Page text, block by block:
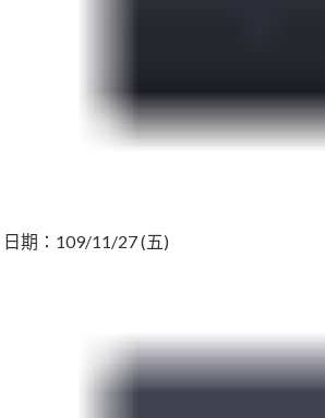
日期：109/11/27 (五)